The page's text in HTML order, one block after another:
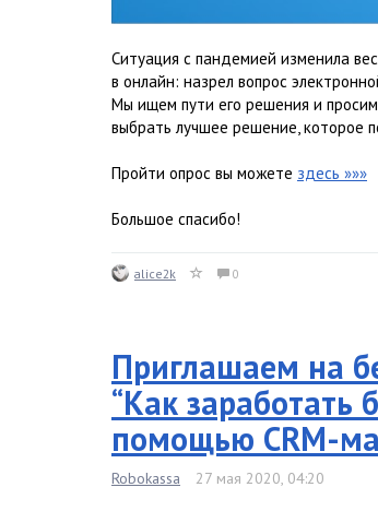
Ситуация с пандемией изменила
в онлайн: назрел вопрос
Мы ищем пути его решения и
выбрать лучшее решение, которое
Пройти опрос вы можете здесь »»»
Большое спасибо!
alice2k 0
Приглашаем на
“Как заработать
помощью CRM-
Robokassa 27 мая 2020, 04:20